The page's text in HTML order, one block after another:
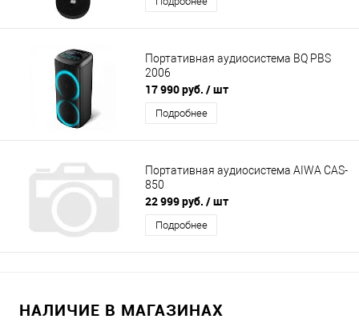
Портативная аудиосистема BQ PBS
2006
17 990 руб. / шт
Подробнее
Портативная аудиосистема AIWA CAS-
850
22 999 руб. / шт
Подробнее
НАЛИЧИЕ В МАГАЗИНАХ